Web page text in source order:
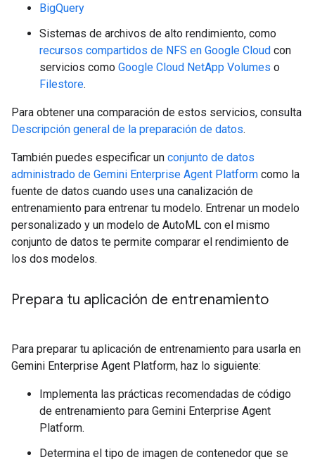
BigQuery
Sistemas de archivos de alto rendimiento, como
recursos compartidos de NFS en Google Cloud con
servicios como Google Cloud NetApp Volumes o
Filestore.
Para obtener una comparación de estos servicios, consulta
Descripción general de la preparación de datos.
También puedes especificar un conjunto de datos
administrado de Gemini Enterprise Agent Platform como la
fuente de datos cuando uses una canalización de
entrenamiento para entrenar tu modelo. Entrenar un modelo
personalizado y un modelo de AutoML con el mismo
conjunto de datos te permite comparar el rendimiento de
los dos modelos.
Prepara tu aplicación de entrenamiento
Para preparar tu aplicación de entrenamiento para usarla en
Gemini Enterprise Agent Platform, haz lo siguiente:
Implementa las prácticas recomendadas de código
de entrenamiento para Gemini Enterprise Agent
Platform.
Determina el tipo de imagen de contenedor que se